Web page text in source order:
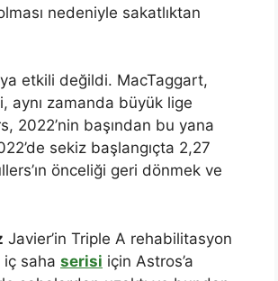
nedeniyle sakatlıktan
etkili değildi. MacTaggart,
aynı zamanda büyük lige
2022’nin başından bu yana
sekiz başlangıçta 2,27
önceliği geri dönmek ve
Javier’in Triple A rehabilitasyon
iç saha serisi için Astros’a